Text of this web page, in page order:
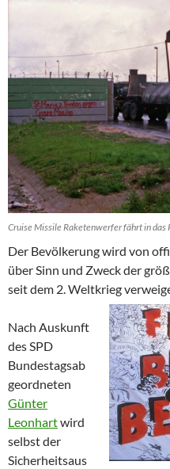
Cruise Missile Raketenwerfer fährt in das
Der Bevölkerung wird von
über Sinn und Zweck der
seit dem 2. Weltkrieg
Nach Auskunft
des SPD
Bundestagsab
geordneten
Günter
Leonhartwird
selbst der
Sicherheitsaus